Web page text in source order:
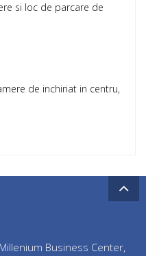
si loc de parcare de
de inchiriat in centru,
Business Center,